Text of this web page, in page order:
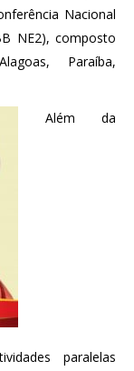
Nacional
NE2), composto
Paraíba,
Além da
paralelas